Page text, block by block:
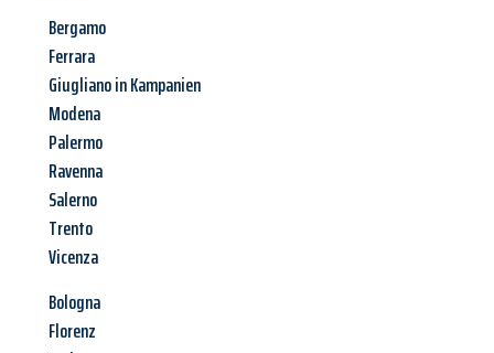
Bergamo
Ferrara
Giugliano in Kampanien
Modena
Palermo
Ravenna
Salerno
Trento
Vicenza
Bologna
Florenz